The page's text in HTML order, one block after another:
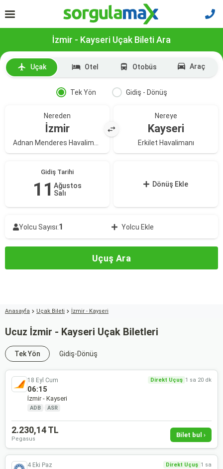
İzmir - Kayseri Uçak Bileti Ara
Uçak Otel Otobüs Araç
Tek Yön Gidiş - Dönüş
Nereden
İzmir
Nereye
Kayseri
Erkilet Havalimanı
Gidiş Tarihi
11 Ağustos
Salı
Dönüş Ekle
Yolcu Sayısı:1 Yolcu Ekle
Uçuş Ara
Anasayfa Uçak Bileti İzmir - Kayseri
Ucuz İzmir - Kayseri Uçak Biletleri
Tek Yön Gidiş-Dönüş
18 Eyl Cum Direkt Uçuş 1 sa 20 dk
06:15
İzmir - Kayseri
ADB · ASR
2.230,14 TL
Pegasus
Bilet bul ›
4 Eki Paz Direkt Uçuş 1 sa